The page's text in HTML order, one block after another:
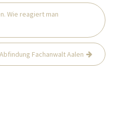
Wie reagiert man
Abfindung Fachanwalt Aalen